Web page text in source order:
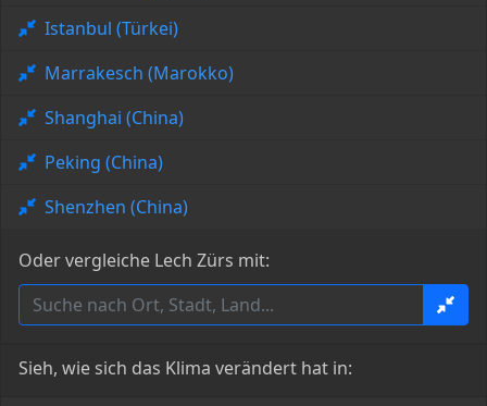
Istanbul (Türkei)
Marrakesch (Marokko)
Shanghai (China)
Peking (China)
Shenzhen (China)
Oder vergleiche Lech Zürs mit:
Sieh, wie sich das Klima verändert hat in: